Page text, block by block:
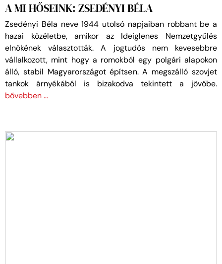
A MI HŐSEINK: ZSEDÉNYI BÉLA
Zsedényi Béla neve 1944 utolsó napjaiban robbant be a
hazai közéletbe, amikor az Ideiglenes Nemzetgyűlés
elnökének választották. A jogtudós nem kevesebbre
vállalkozott, mint hogy a romokból egy polgári alapokon
álló, stabil Magyarországot építsen. A megszálló szovjet
tankok árnyékából is bizakodva tekintett a jövőbe.
bővebben …